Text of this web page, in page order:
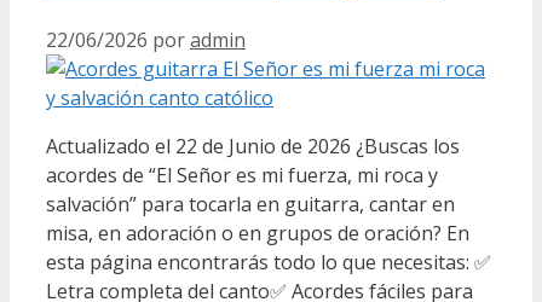
22/06/2026 poradmin
Actualizado el 22 de Junio de 2026 ¿Buscas los
acordes de “El Señor es mi fuerza, mi roca y
salvación” para tocarla en guitarra, cantar en
misa, en adoración o en grupos de oración? En
esta página encontrarás todo lo que necesitas: ✅
Letra completa del canto✅ Acordes fáciles para